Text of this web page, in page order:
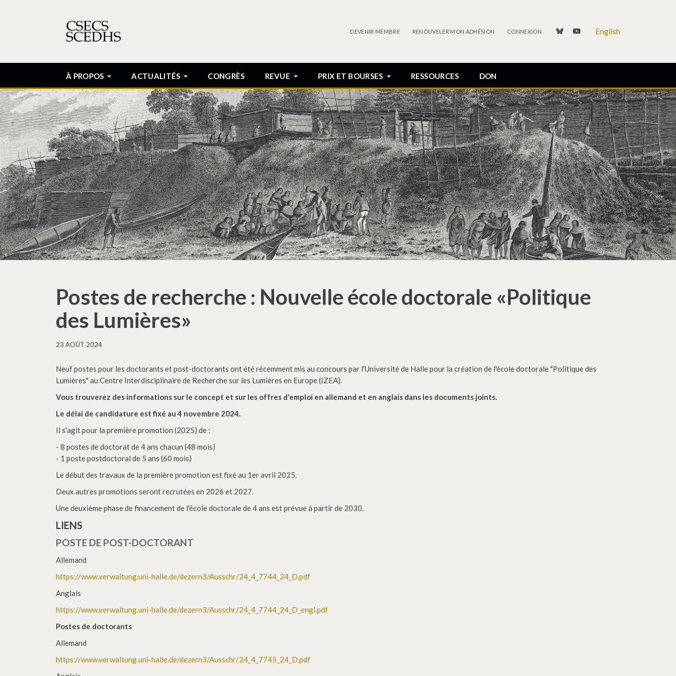
DEVENIR MEMBRE RENOUVELER MON ADHÉSION CONNEXION linkedin youtubeEnglish
À PROPOS ACTUALITÉS CONGRÈS REVUE PRIX ET BOURSES RESSOURCES DON
Postes de recherche : Nouvelle école doctorale «Politique
des Lumières»
23 AOÛT 2024
Neuf postes pour les doctorants et post-doctorants ont été récemment mis au concours par l'Université de Halle pour la création de l'école doctorale "Politique des
Lumières" au Centre Interdisciplinaire de Recherche sur les Lumières en Europe (IZEA).
Vous trouverez des informations sur le concept et sur les offres d'emploi en allemand et en anglais dans les documents joints.
Le délai de candidature est fixé au 4 novembre 2024.
Il s'agit pour la première promotion (2025) de :
- 8 postes de doctorat de 4 ans chacun (48 mois)
- 1 poste postdoctoral de 5 ans (60 mois)
Le début des travaux de la première promotion est fixé au 1er avril 2025.
Deux autres promotions seront recrutées en 2026 et 2027.
Une deuxième phase de financement de l'école doctorale de 4 ans est prévue à partir de 2030.
LIENS
POSTE DE POST-DOCTORANT
Allemand
https://www.verwaltung.uni-halle.de/dezern3/Ausschr/24_4_7744_24_D.pdf
Anglais
https://www.verwaltung.uni-halle.de/dezern3/Ausschr/24_4_7744_24_D_engl.pdf
Postes de doctorants
Allemand
https://www.verwaltung.uni-halle.de/dezern3/Ausschr/24_4_7745_24_D.pdf